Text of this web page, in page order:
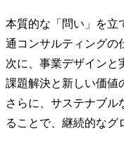
本質的な「問い」を立
通コンサルティングの
次に、事業デザインと
課題解決と新しい価値
さらに、サステナブル
ることで、継続的なグ